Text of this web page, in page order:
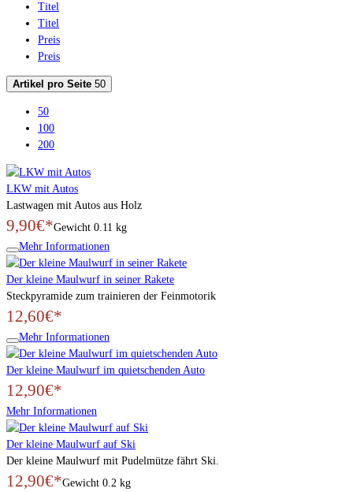
Titel
Titel
Preis
Preis
Artikel pro Seite 50
50
100
200
LKW mit Autos
Lastwagen mit Autos aus Holz
9,90€*Gewicht 0.11 kg
Mehr Informationen
Der kleine Maulwurf in seiner Rakete
Steckpyramide zum trainieren der Feinmotorik
12,60€*
Mehr Informationen
Der kleine Maulwurf im quietschenden Auto
12,90€*
Mehr Informationen
Der kleine Maulwurf auf Ski
Der kleine Maulwurf mit Pudelmütze fährt Ski.
12,90€*Gewicht 0.2 kg